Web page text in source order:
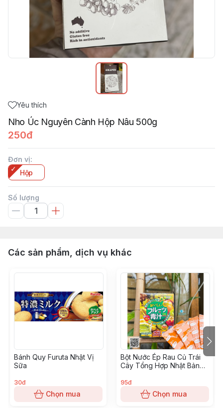
Yêu thích
Nho Úc Nguyên Cành Hộp Nâu 500g
250đ
Đơn vị:
Hộp
Số lượng
Các sản phẩm, dịch vụ khác
Bánh Quy Furuta Nhật Vị
Sữa
30đ
Chọn mua
Bột Nước Ép Rau Củ Trái
Cây Tổng Hợp Nhật Bản
95đ
Chọn mua